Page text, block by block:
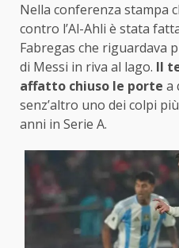
Nella conferenza stampa
contro l’Al-Ahli è stata
Fabregas che riguardava
di Messi in riva al lago. Il
affatto chiuso le porte a
senz’altro uno dei colpi
anni in Serie A.